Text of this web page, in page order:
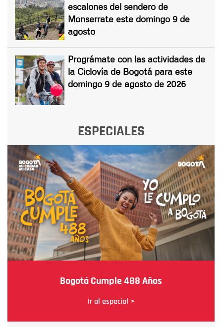
escalones del sendero de
Monserrate este domingo 9 de
agosto
Prográmate con las actividades de
la Ciclovía de Bogotá para este
domingo 9 de agosto de 2026
ESPECIALES
Bogotá Cumple 488 Años
Ir al especial >